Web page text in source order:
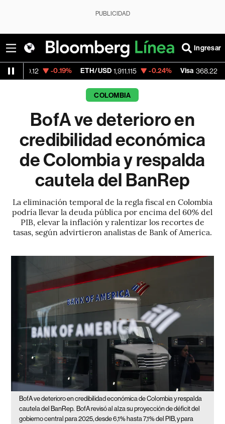
PUBLICIDAD
Ingresar
ETH/USD 1,911.115 -0.24% Visa 368.22 -0.09%
COLOMBIA
BofA ve deterioro en
credibilidad económica
de Colombia y respalda
cautela del BanRep
La eliminación temporal de la regla fiscal en Colombia
podría llevar la deuda pública por encima del 60% del
PIB, elevar la inflación y ralentizar los recortes de
tasas, según advirtieron analistas de Bank of America.
BofA ve deterioro en credibilidad económica de Colombia y respalda
cautela del BanRep. BofA revisó al alza su proyección de déficit del
gobierno central para 2025, desde 6,1% hasta 7,1% del PIB, y para